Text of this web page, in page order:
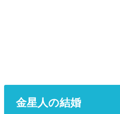
金星人の結婚